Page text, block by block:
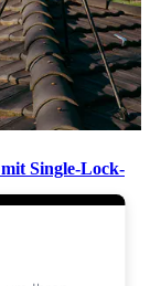
Single-Lock-